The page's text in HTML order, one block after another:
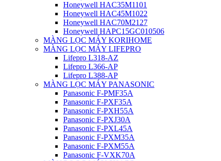
Honeywell HAC35M1101
Honeywell HAC45M1022
Honeywell HAC70M2127
Honeywell HAPC15GC010506
MÀNG LỌC MÁY KORIHOME
MÀNG LỌC MÁY LIFEPRO
Lifepro L318-AZ
Lifepro L366-AP
Lifepro L388-AP
MÀNG LỌC MÁY PANASONIC
Panasonic F-PMF35A
Panasonic F-PXF35A
Panasonic F-PXH55A
Panasonic F-PXJ30A
Panasonic F-PXL45A
Panasonic F-PXM35A
Panasonic F-PXM55A
Panasonic F-VXK70A